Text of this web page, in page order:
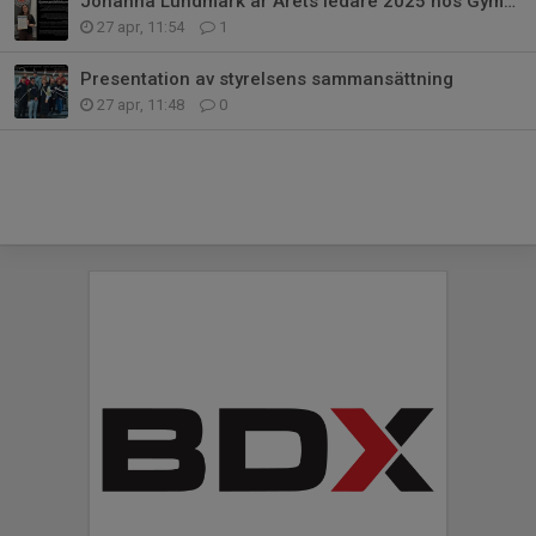
27 apr, 11:54 1
Presentation av styrelsens sammansättning
27 apr, 11:48 0